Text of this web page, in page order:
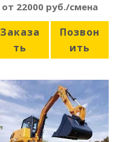
от 22000 руб./смена
Заказа
ть
Позвон
ить